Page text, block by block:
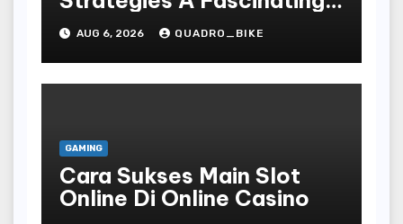
World Of On-line Casinos
AUG 6, 2026 QUADRO_BIKE
GAMING
Cara Sukses Main Slot
Online Di Online Casino